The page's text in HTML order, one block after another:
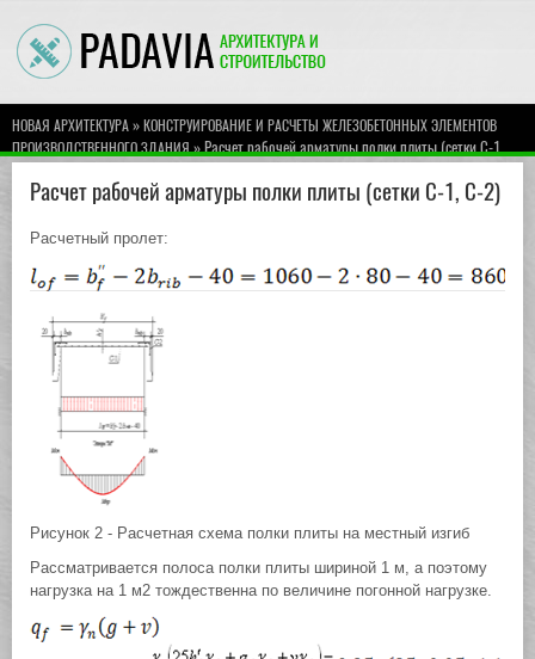
НОВАЯ АРХИТЕКТУРА»КОНСТРУИРОВАНИЕ И РАСЧЕТЫ ЖЕЛЕЗОБЕТОННЫХ ЭЛЕМЕНТОВ
ПРОИЗВОДСТВЕННОГО ЗДАНИЯ» Расчет рабочей арматуры полки плиты (сетки С-1,
Расчет рабочей арматуры полки плиты (сетки С-1, С-2)
Расчетный пролет:
Рисунок 2 - Расчетная схема полки плиты на местный изгиб
Рассматривается полоса полки плиты шириной 1 м, а поэтому
нагрузка на 1 м2 тождественна по величине погонной нагрузке.